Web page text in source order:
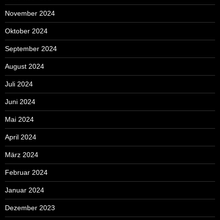
November 2024
Oktober 2024
September 2024
August 2024
Juli 2024
Juni 2024
Mai 2024
April 2024
März 2024
Februar 2024
Januar 2024
Dezember 2023